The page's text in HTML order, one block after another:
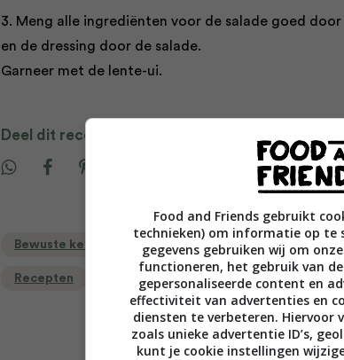
3. Meng alle ingrediënten voor de salade goed
en de dressing door de salade.
Garneer met de lente-ui.
Deel dit recept
Bewuste keuzes Bijgerecht Gangen
Recepten Salade Vegetarische recepten
Food and Friends gebruikt
technieken) om informatie op te
gegevens gebruiken wij om
functioneren, het gebruik van
gepersonaliseerde content en
effectiviteit van advertenties en
diensten te verbeteren. Hiervoor
zoals unieke advertentie ID’s,
kunt je cookie instellingen